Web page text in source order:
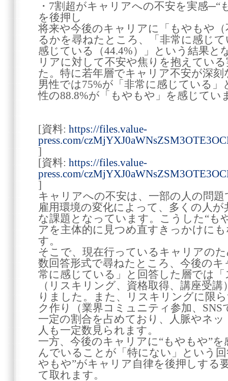
・7割超がキャリアへの不安を実感─“
を後押し
将来や今後のキャリアに「もやもや
るかを尋ねたところ、「非常に感じ
感じている（44.4%）」という結果と
リアに対して不安や焦りを抱えてい
た。特に若年層でキャリア不安が深
男性では75%が「非常に感じている」
性の88.8%が「もやもや」を感じてい
[資料: https://files.value-
press.com/
]
[資料: https://files.value-
press.com/
]
キャリアへの不安は、一部の人の問
雇用環境の変化によって、多くの人
な課題となっています。こうした“も
アを主体的に見つめ直すきっかけに
す。
そこで、現在行っているキャリアの
数回答形式で尋ねたところ、今後の
常に感じている」と回答した層では
（リスキリング、資格取得、講座受
りました。また、リスキリングに限
ク作り（業界コミュニティ参加、SNS
一定の割合を占めており、人脈やネ
人も一定数見られます。
一方、今後のキャリアに“もやもや”
んでいることが「特にない」という
やもや”がキャリア自律を後押しする
て取れます。